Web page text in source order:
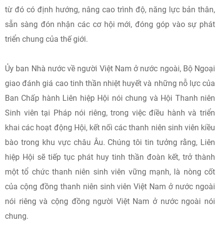
từ đó có định hướng, nâng cao trình độ, năng lực bản thân,
sẵn sàng đón nhận các cơ hội mới, đóng góp vào sự phát
triển chung của thế giới.
Ủy ban Nhà nước về người Việt Nam ở nước ngoài, Bộ Ngoại
giao đánh giá cao tinh thần nhiệt huyết và những nỗ lực của
Ban Chấp hành Liên hiệp Hội nói chung và Hội Thanh niên
Sinh viên tại Pháp nói riêng, trong việc điều hành và triển
khai các hoạt động Hội, kết nối các thanh niên sinh viên kiều
bào trong khu vực châu Âu. Chúng tôi tin tưởng rằng, Liên
hiệp Hội sẽ tiếp tục phát huy tinh thần đoàn kết, trở thành
một tổ chức thanh niên sinh viên vững mạnh, là nòng cốt
của cộng đồng thanh niên sinh viên Việt Nam ở nước ngoài
nói riêng và cộng đồng người Việt Nam ở nước ngoài nói
chung.